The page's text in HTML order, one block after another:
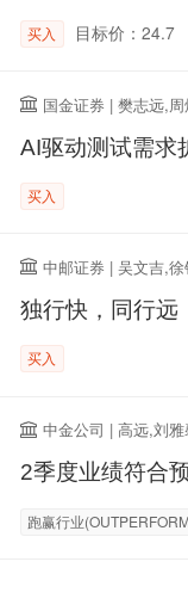
买入 目标价：24.7
国金证券 | 樊志远,
AI驱动测试需求
买入
中邮证券 | 吴文吉,
独行快，同行远
买入
中金公司 | 高远,刘
2季度业绩符合
跑赢行业